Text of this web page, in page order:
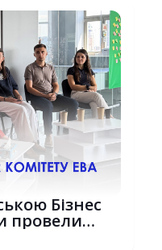
Бізнес
провели